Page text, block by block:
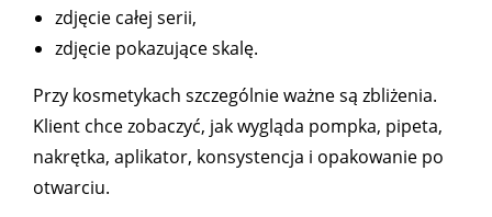
zdjęcie całej serii,
zdjęcie pokazujące skalę.
Przy kosmetykach szczególnie ważne są zbliżenia.
Klient chce zobaczyć, jak wygląda pompka, pipeta,
nakrętka, aplikator, konsystencja i opakowanie po
otwarciu.